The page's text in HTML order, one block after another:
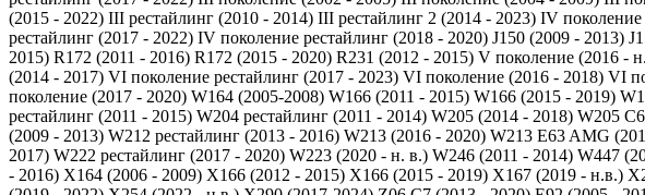
(2015 - 2022) III рестайлинг (2010 - 2014) III рестайлинг 2 (2014 - 2023) IV
рестайлинг (2017 - 2022) IV поколение рестайлинг (2018 - 2020) J150 (2009 - 2013)
2015) R172 (2011 - 2016) R172 (2015 - 2020) R231 (2012 - 2015) V поколение (2016 -
(2014 - 2017) VI поколение рестайлинг (2017 - 2023) VI поколение (2016 - 2018) VI
поколение (2017 - 2020) W164 (2005-2008) W166 (2011 - 2015) W166 (2015 - 2019)
рестайлинг (2011 - 2015) W204 рестайлинг (2011 - 2014) W205 (2014 - 2018) W205
(2009 - 2013) W212 рестайлинг (2013 - 2016) W213 (2016 - 2020) W213 E63 AMG
2017) W222 рестайлинг (2017 - 2020) W223 (2020 - н. в.) W246 (2011 - 2014) W447
- 2016) X164 (2006 - 2009) X166 (2012 - 2015) X166 (2015 - 2019) X167 (2019 - н.в.)